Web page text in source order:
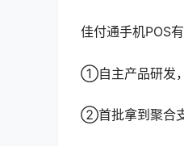
佳付通手机POS
①自主产品研发
②首批拿到聚合